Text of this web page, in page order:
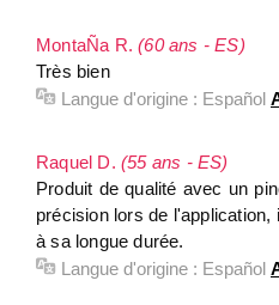
MontaÑa R.(60 ans - ES)
Très bien
Langue d'origine : Español
Raquel D. (55 ans - ES)
Produit de qualité avec un
précision lors de
à sa longue durée.
Langue d'origine : Español